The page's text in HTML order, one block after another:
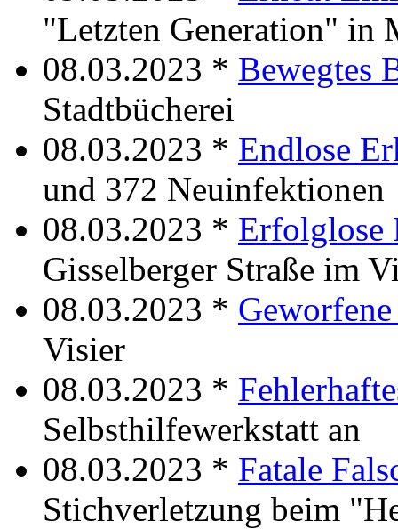
"Letzten Generation" in
08.03.2023 * Bewegtes
Stadtbücherei
08.03.2023 * Endlose
und 372 Neuinfektionen
08.03.2023 * Erfolglose
Gisselberger Straße im
08.03.2023 *
Visier
08.03.2023 *
Selbsthilfewerkstatt an
08.03.2023 * Fatale
Stichverletzung beim